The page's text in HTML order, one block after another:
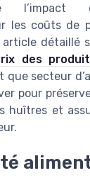
l’impact
les coûts de
détaillé
des
que secteur
pour
huîtres et